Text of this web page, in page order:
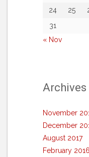
24
25
31
« Nov
Archives
November
December
August 2017
February 2016